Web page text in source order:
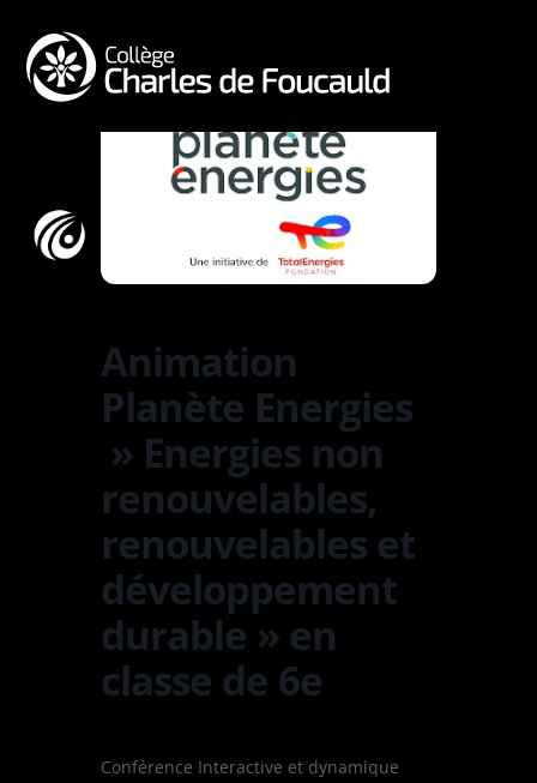
Animation
Planète Energies
» Energies non
renouvelables,
renouvelables et
développement
durable » en
classe de 6e
Conférence Interactive et dynamique